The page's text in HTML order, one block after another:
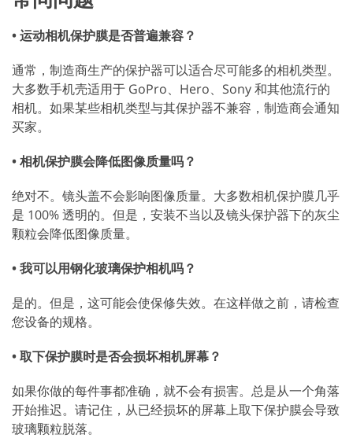
• 运动相机保护膜是否普遍兼容？
通常，制造商生产的保护器可以适合尽可能多的相机类型。
大多数手机壳适用于 GoPro、Hero、Sony 和其他流行的
相机。如果某些相机类型与其保护器不兼容，制造商会通知
买家。
• 相机保护膜会降低图像质量吗？
绝对不。镜头盖不会影响图像质量。大多数相机保护膜几乎
是 100% 透明的。但是，安装不当以及镜头保护器下的灰尘
颗粒会降低图像质量。
• 我可以用钢化玻璃保护相机吗？
是的。但是，这可能会使保修失效。在这样做之前，请检查
您设备的规格。
• 取下保护膜时是否会损坏相机屏幕？
如果你做的每件事都准确，就不会有损害。总是从一个角落
开始推迟。请记住，从已经损坏的屏幕上取下保护膜会导致
玻璃颗粒脱落。